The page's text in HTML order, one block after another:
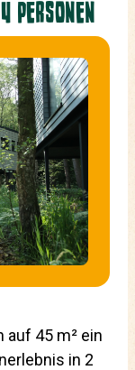
PERSONEN
auf 45 m² ein
in 2